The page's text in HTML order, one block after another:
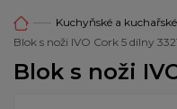
Kuchyňské a
Blok s noži IVO Cork 5 dílny
Blok s noži